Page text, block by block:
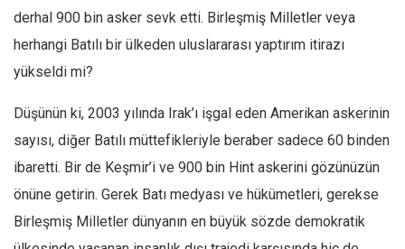
» Yazar arşivi
Bu Sayı
Tüm Sayılar
Kategoriler
Kültür Sanat
Kitap
Karisi kitap sualleri
7 soruda bu hafta
derhal 900 bin asker sevk etti. Birleşmiş Milletler veya
herhangi Batılı bir ülkeden uluslararası yaptırım itirazı
yükseldi mi?
Düşünün ki, 2003 yılında Irak’ı işgal eden Amerikan askerinin
sayısı, diğer Batılı müttefikleriyle beraber sadece 60 binden
ibaretti. Bir de Keşmir’i ve 900 bin Hint askerini gözünüzün
önüne getirin. Gerek Batı medyası ve hükümetleri, gerekse
Birleşmiş Milletler dünyanın en büyük sözde demokratik